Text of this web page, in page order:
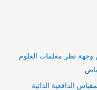
وجهة نظر معلمات العلوم
الدافعية الذاتية